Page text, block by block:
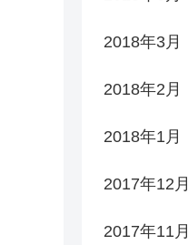
2018年3月
2018年2月
2018年1月
2017年12月
2017年11月